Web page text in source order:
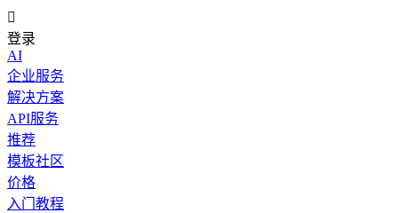

登录
AI
企业服务
解决方案
API服务
推荐
模板社区
价格
入门教程